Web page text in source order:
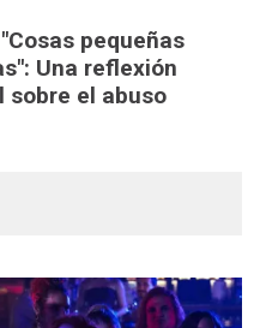
pequeñas
Una reflexión
sobre el abuso